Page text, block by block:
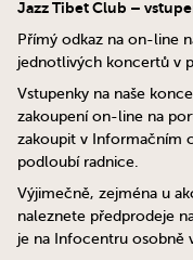
Jazz Tibet Club –
Přímý odkaz na on-line
jednotlivých koncertů v
Vstupenky na naše
zakoupení on-line na
zakoupit v Informačním
podloubí radnice.
Výjimečně, zejména u
naleznete předprodeje
je na Infocentru osobně